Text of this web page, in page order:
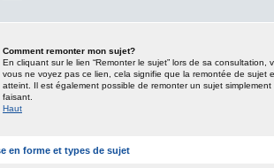
Comment remonter mon sujet?
En cliquant sur le lien “Remonter le sujet” lors de sa consultation,
vous ne voyez pas ce lien, cela signifie que la remontée de sujet
atteint. Il est également possible de remonter un sujet
faisant.
Haut
en forme et types de sujet